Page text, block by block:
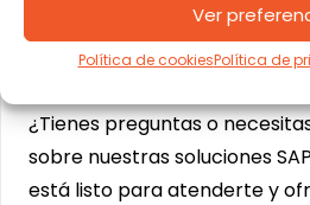
Ver
Política de cookiesPolítica de
Estamos aquí
ayudarte
¿Tienes preguntas o
sobre nuestras soluciones
está listo para atenderte y